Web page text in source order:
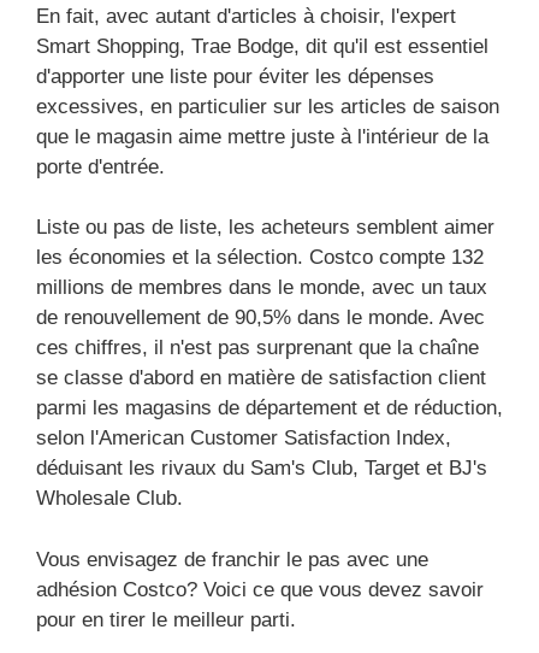
En fait, avec autant d'articles à choisir, l'expert
Smart Shopping, Trae Bodge, dit qu'il est essentiel
d'apporter une liste pour éviter les dépenses
excessives, en particulier sur les articles de saison
que le magasin aime mettre juste à l'intérieur de la
porte d'entrée.
Liste ou pas de liste, les acheteurs semblent aimer
les économies et la sélection. Costco compte 132
millions de membres dans le monde, avec un taux
de renouvellement de 90,5% dans le monde. Avec
ces chiffres, il n'est pas surprenant que la chaîne
se classe d'abord en matière de satisfaction client
parmi les magasins de département et de réduction,
selon l'American Customer Satisfaction Index,
déduisant les rivaux du Sam's Club, Target et BJ's
Wholesale Club.
Vous envisagez de franchir le pas avec une
adhésion Costco? Voici ce que vous devez savoir
pour en tirer le meilleur parti.